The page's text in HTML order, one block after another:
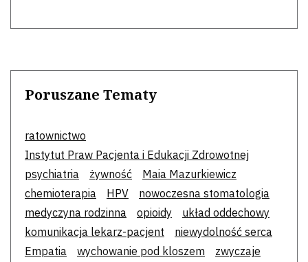
Poruszane Tematy
ratownictwo
Instytut Praw Pacjenta i Edukacji Zdrowotnej
psychiatria
żywność
Maia Mazurkiewicz
chemioterapia
HPV
nowoczesna stomatologia
medyczyna rodzinna
opioidy
układ oddechowy
komunikacja lekarz-pacjent
niewydolność serca
Empatia
wychowanie pod kloszem
zwyczaje